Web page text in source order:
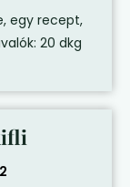
egy recept,
20 dkg